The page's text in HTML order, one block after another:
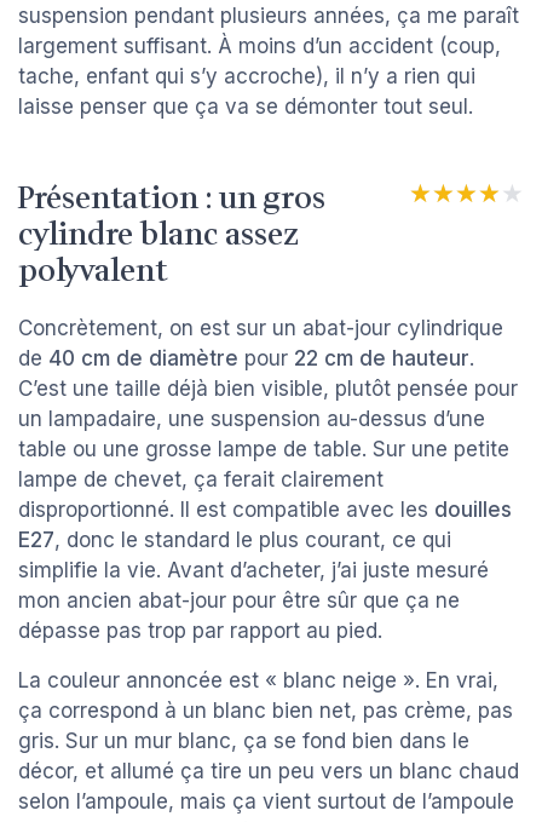
suspension pendant plusieurs années, ça me paraît
largement suffisant. À moins d’un accident (coup,
tache, enfant qui s’y accroche), il n’y a rien qui
laisse penser que ça va se démonter tout seul.
Présentation : un gros
cylindre blanc assez
polyvalent
★★★★★
★★★★★
Concrètement, on est sur un abat-jour cylindrique
de 40 cm de diamètre pour 22 cm de hauteur.
C’est une taille déjà bien visible, plutôt pensée pour
un lampadaire, une suspension au-dessus d’une
table ou une grosse lampe de table. Sur une petite
lampe de chevet, ça ferait clairement
disproportionné. Il est compatible avec les douilles
E27, donc le standard le plus courant, ce qui
simplifie la vie. Avant d’acheter, j’ai juste mesuré
mon ancien abat-jour pour être sûr que ça ne
dépasse pas trop par rapport au pied.
La couleur annoncée est « blanc neige ». En vrai,
ça correspond à un blanc bien net, pas crème, pas
gris. Sur un mur blanc, ça se fond bien dans le
décor, et allumé ça tire un peu vers un blanc chaud
selon l’ampoule, mais ça vient surtout de l’ampoule